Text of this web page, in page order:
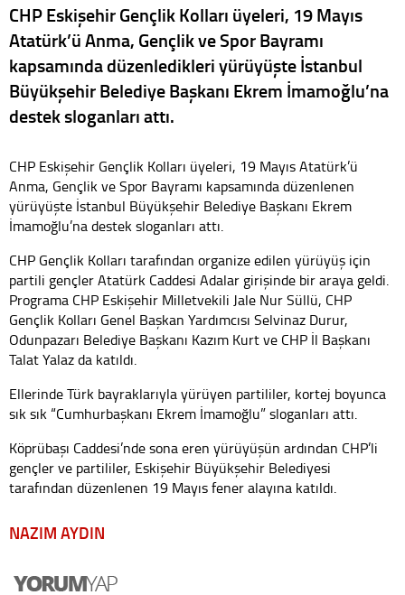
CHP Eskişehir Gençlik Kolları üyeleri, 19 Mayıs
Atatürk’ü Anma, Gençlik ve Spor Bayramı
kapsamında düzenledikleri yürüyüşte İstanbul
Büyükşehir Belediye Başkanı Ekrem İmamoğlu’na
destek sloganları attı.
CHP Eskişehir Gençlik Kolları üyeleri, 19 Mayıs Atatürk’ü
Anma, Gençlik ve Spor Bayramı kapsamında düzenlenen
yürüyüşte İstanbul Büyükşehir Belediye Başkanı Ekrem
İmamoğlu’na destek sloganları attı.
CHP Gençlik Kolları tarafından organize edilen yürüyüş için
partili gençler Atatürk Caddesi Adalar girişinde bir araya geldi.
Programa CHP Eskişehir Milletvekili Jale Nur Süllü, CHP
Gençlik Kolları Genel Başkan Yardımcısı Selvinaz Durur,
Odunpazarı Belediye Başkanı Kazım Kurt ve CHP İl Başkanı
Talat Yalaz da katıldı.
Ellerinde Türk bayraklarıyla yürüyen partililer, kortej boyunca
sık sık “Cumhurbaşkanı Ekrem İmamoğlu” sloganları attı.
Köprübaşı Caddesi’nde sona eren yürüyüşün ardından CHP’li
gençler ve partililer, Eskişehir Büyükşehir Belediyesi
tarafından düzenlenen 19 Mayıs fener alayına katıldı.
NAZIM AYDIN